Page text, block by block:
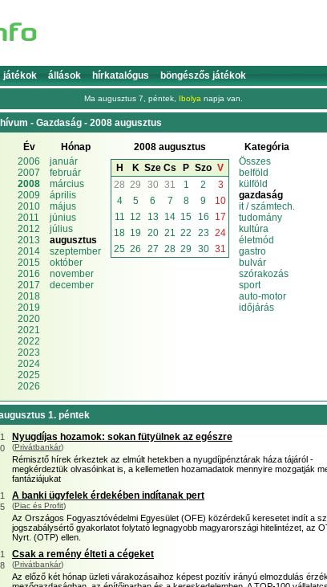
játékok állások hírkatalógus böngészős játékok
Ma augusztus 7, péntek, Ibolya napja van.
- Gazdaság - 2008 augusztus
Év
2006
2007
2008
2009
2010
2011
2012
2013
2014
2015
2016
2017
2018
2019
2020
2021
2022
2023
2024
2025
2026
Hónap
január
február
március
április
május
június
július
augusztus
szeptember
október
november
december
2008 augusztus
H
K Sze Cs P Szo V
28 29 30 31 1 2
3
4
5 6 7 8 9
10
11
12 13 14 15 16
17
18 19 20 21 22 23 24
25 26 27 28 29 30 31
Kategória
Összes
belföld
külföld
gazdaság
it / számtech.
tudomány
kultúra
életmód
gastro
bulvár
szórakozás
sport
auto-motor
időjárás
1. péntek
Nyugdíjas hozamok: sokan fütyülnek az egészre
(Privátbankár)
Rémisztő hírek érkeztek az elmúlt hetekben a nyugdíjpénztárak háza tájáról -
megkérdeztük olvasóinkat is, a kellemetlen hozamadatok mennyire mozgatják
fantáziájukat
A banki ügyfelek érdekében indítanak pert
(Piac és Profit)
Az Országos Fogyasztóvédelmi Egyesület (OFE) közérdekű keresetet indít a
jogszabálysértő gyakorlatot folytató legnagyobb magyarországi hitelintézet, az
Nyrt. (OTP) ellen.
Csak a remény élteti a cégeket
(Privátbankár)
Az előző két hónap üzleti várakozásaihoz képest pozitív irányú elmozdulás